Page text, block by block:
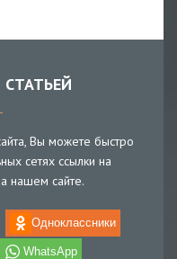
Вы можете быстро
сетях ссылки на
нашем сайте.
Одноклассники
WhatsApp